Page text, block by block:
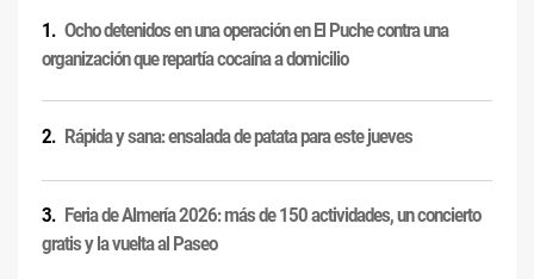
Ocho detenidos en una operación en El Puche contra una
organización que repartía cocaína a domicilio
Rápida y sana: ensalada de patata para este jueves
Feria de Almería 2026: más de 150 actividades, un concierto
gratis y la vuelta al Paseo